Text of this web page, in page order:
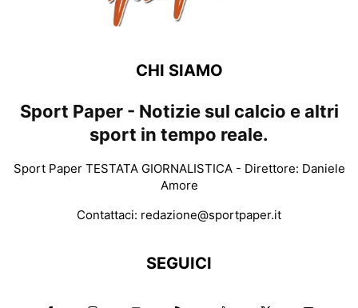
CHI SIAMO
Sport Paper - Notizie sul calcio e altri
sport in tempo reale.
Sport Paper TESTATA GIORNALISTICA - Direttore: Daniele
Amore
Contattaci: redazione@sportpaper.it
SEGUICI